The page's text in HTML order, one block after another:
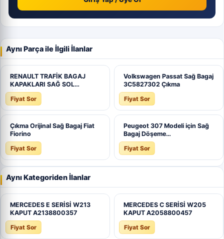
Aynı Parça ile İlgili İlanlar
RENAULT TRAFİK BAGAJ
KAPAKLARI SAĞ SOL
ÇIKMA…
Fiyat Sor
Volkswagen Passat Sağ Bagaj
3C5827302 Çıkma
Fiyat Sor
Çıkma Orijinal Sağ Bagaj Fiat
Fiorino
Fiyat Sor
Peugeot 307 Modeli için Sağ
Bagaj Döşeme…
Fiyat Sor
Aynı Kategoriden İlanlar
MERCEDES E SERİSİ W213
KAPUT A2138800357
Fiyat Sor
MERCEDES C SERİSİ W205
KAPUT A2058800457
Fiyat Sor